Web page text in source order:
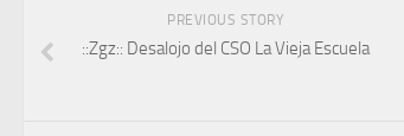
PREVIOUS STORY
::Zgz:: Desalojo del CSO La Vieja Escuela